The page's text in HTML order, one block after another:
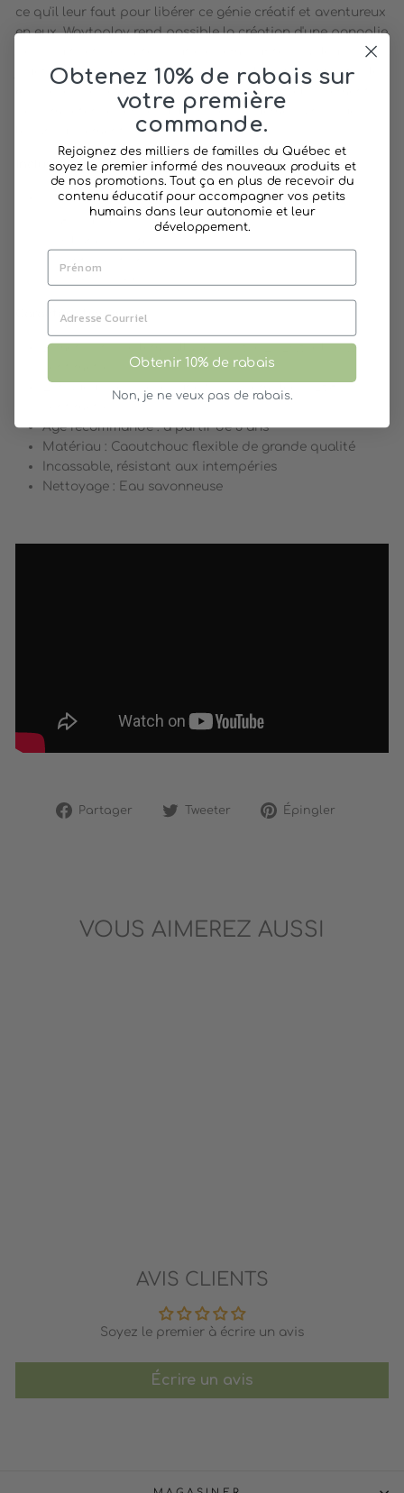
ce qu'il leur faut pour libérer ce génie créatif et aventureux
en eux. Waytoplay rend possible la création d'une panoplie
jouets et leurs véhicules préférés. Facilement connectables,
les pièces de cet ensemble favorisent le développement
de compétences en résolution de problèmes ainsi que
l'épanouissement de la créativité.
Inclus :
16 morceaux de route
1 intersection
Caractéristiques :
Dimensions de l'emballage : H : 5 x L : 26.5 x l : 14.5
Longueur des pièces une fois assemblées : 258
Âge recommandé : à partir de 3 ans
Matériau : Caoutchouc flexible de grande qualité
Incassable, résistant aux intempéries
Nettoyage : Eau savonneuse
Partager
PartagerTweeter
TweeterÉpingler
VOUS AIMEREZ AUSSI
AVIS CLIENTS
Soyez le premier à écrire un avis
Écrire un avis
Obtenez 10% de rabais sur
votre première
commande.
Rejoignez des milliers de familles du Québec et
soyez le premier informé des nouveaux produits et
de nos promotions. Tout ça en plus de recevoir du
contenu éducatif pour accompagner vos petits
humains dans leur autonomie et leur
développement.
Obtenir 10% de rabais
Non, je ne veux pas de rabais.